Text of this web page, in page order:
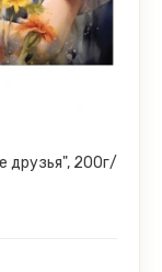
друзья", 200г/